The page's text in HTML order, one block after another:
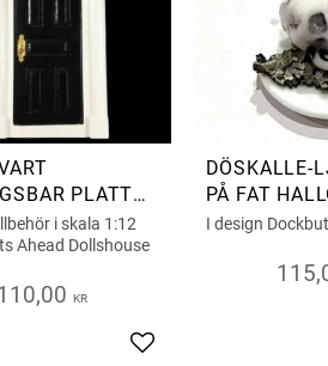
PLATT
i skala 1:12
Ahead Dollshouse
KR
Lägg till i favoriter
DÖSKALLE-
PÅ FAT
I design